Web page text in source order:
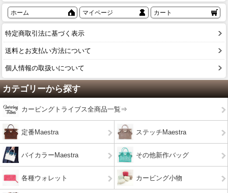
ホーム マイページ カート
特定商取引法に基づく表示
送料とお支払い方法について
個人情報の取扱いについて
カテゴリーから探す
カービングトライブス全商品一覧⇒
定番Maestra ステッチMaestra
バイカラーMaestra その他新作バッグ
各種ウォレット カービング小物